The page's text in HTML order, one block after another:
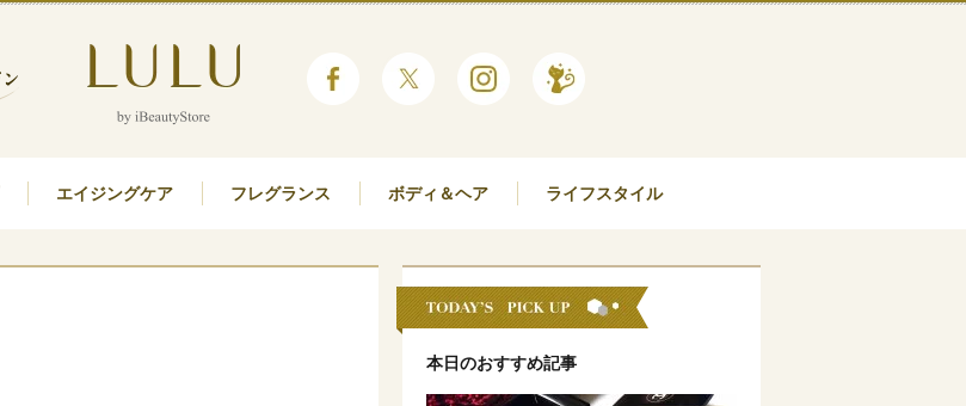
エイジングケア フレグランス ボディ＆ヘア ライフスタイル
本日のおすすめ記事